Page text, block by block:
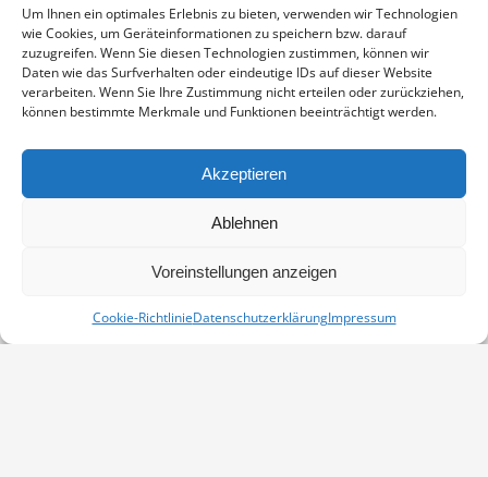
Um Ihnen ein optimales Erlebnis zu bieten, verwenden wir Technologien
wie Cookies, um Geräteinformationen zu speichern bzw. darauf
zuzugreifen. Wenn Sie diesen Technologien zustimmen, können wir
Daten wie das Surfverhalten oder eindeutige IDs auf dieser Website
verarbeiten. Wenn Sie Ihre Zustimmung nicht erteilen oder zurückziehen,
können bestimmte Merkmale und Funktionen beeinträchtigt werden.
Akzeptieren
Ablehnen
Voreinstellungen anzeigen
Cookie-RichtlinieDatenschutzerklärungImpressum
Storchenschmiede Linum
Nauener Str. 54
Linum, 16833 Deutschland Google-Karte anzeigen
Telefon
03392250500
Veranstaltungsort-Website anzeigen
fotografische Reise durch Europa
fotografische Reise durch Europa